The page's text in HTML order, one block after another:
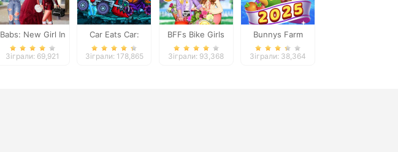
Babs: New Girl In
School
Зіграли: 69,921
Car Eats Car:
Dungeon
Adventure
Зіграли: 178,865
BFFs Bike Girls
Зіграли: 93,368
Bunnys Farm
Зіграли: 38,364